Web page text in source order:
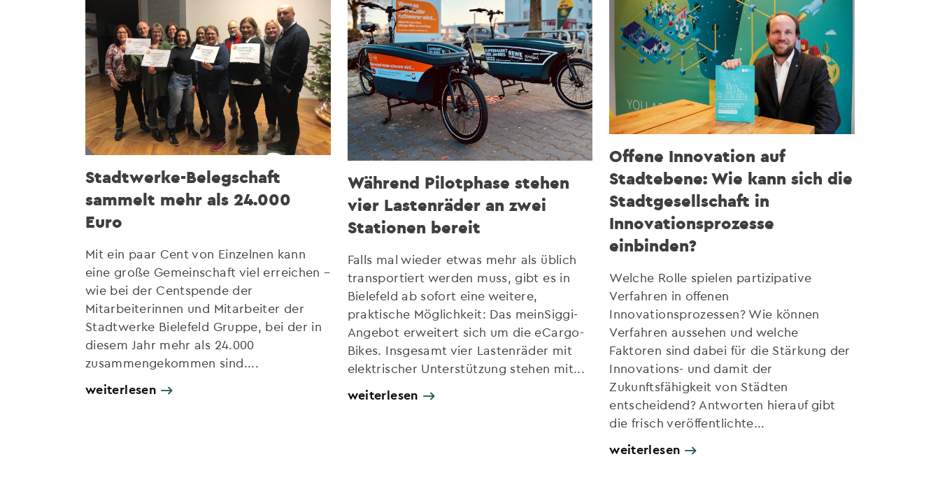
Stadtwerke-Belegschaft
sammelt mehr als 24.000
Euro
Mit ein paar Cent von Einzelnen kann
eine große Gemeinschaft viel erreichen –
wie bei der Centspende der
Mitarbeiterinnen und Mitarbeiter der
Stadtwerke Bielefeld Gruppe, bei der in
diesem Jahr mehr als 24.000
zusammengekommen sind....
weiterlesen
Während Pilotphase stehen
vier Lastenräder an zwei
Stationen bereit
Falls mal wieder etwas mehr als üblich
transportiert werden muss, gibt es in
Bielefeld ab sofort eine weitere,
praktische Möglichkeit: Das meinSiggi-
Angebot erweitert sich um die eCargo-
Bikes. Insgesamt vier Lastenräder mit
elektrischer Unterstützung stehen mit...
weiterlesen
Offene Innovation auf
Stadtebene: Wie kann sich die
Stadtgesellschaft in
Innovationsprozesse
einbinden?
Welche Rolle spielen partizipative
Verfahren in offenen
Innovationsprozessen? Wie können
Verfahren aussehen und welche
Faktoren sind dabei für die Stärkung der
Innovations- und damit der
Zukunftsfähigkeit von Städten
entscheidend? Antworten hierauf gibt
die frisch veröffentlichte...
weiterlesen